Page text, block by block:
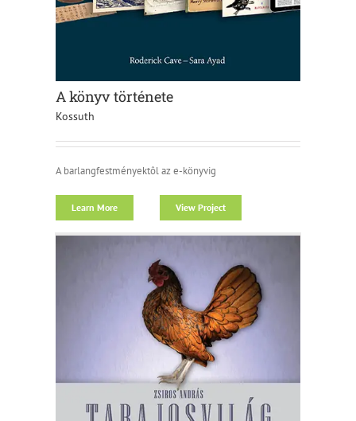
A könyv története
Kossuth
A barlangfestményektôl az e-könyvig
Learn More View Project